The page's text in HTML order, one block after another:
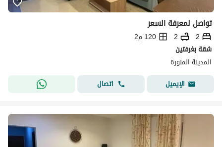
تواصل لمعرفة السعر
2
2
120 م2
شقة بغرفتين
المدينة المنورة
الإيميل
اتصال